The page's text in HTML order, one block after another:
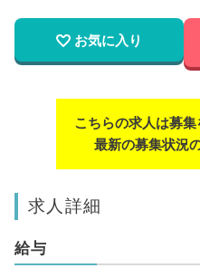
お気に入り
こちらの求人は募集
最新の募集状況
求人詳細
給与